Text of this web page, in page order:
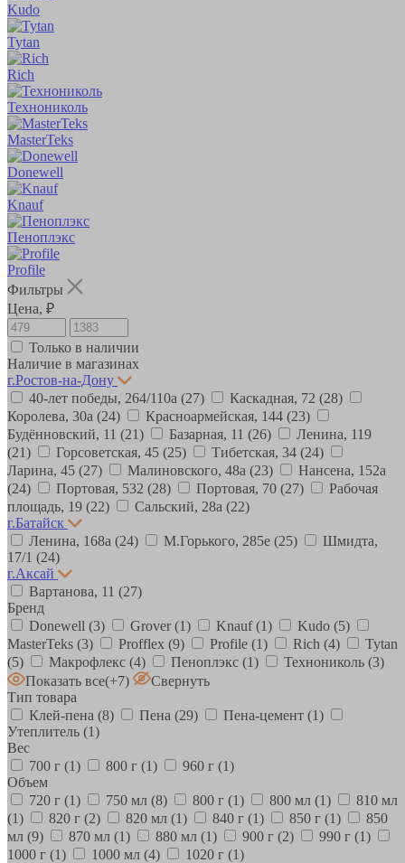
Kudo
Tytan
Rich
Технониколь
MasterTeks
Donewell
Knauf
Пеноплэкс
Profile
Фильтры
Цена, ₽
Только в наличии
Наличие в магазинах
г.Ростов-на-Дону
40-лет победы, 264/110а (27) Каскадная, 72 (28)
Королева, 30а (24) Красноармейская, 144 (23)
Будённовский, 11 (21) Базарная, 11 (26)
Ленина, 119
(21)
Горсоветская, 45 (25) Тибетская, 34 (24)
Ларина, 45 (27) Малиновского, 48а (23)
Нансена, 152а
(24)
Портовая, 532 (28) Портовая, 70 (27)
Рабочая
площадь, 19 (22) Сальский, 28a (22)
г.Батайск
Ленина, 168а (24) М.Горького, 285е (25)
Шмидта,
17/1 (24)
г.Аксай
Вартанова, 11 (27)
Бренд
Donewell (3) Grover(1) Knauf(1) Kudo (5)
MasterTeks (3) Profflex (9) Profile (1) Rich (4)
Tytan
(5)
Макрофлекс (4) Пеноплэкс (1) Технониколь (3)
Показать все(+7)
Свернуть
Тип товара
Клей-пена (8) Пена (29) Пена-цемент (1)
Утеплитель (1)
Вес
700 г (1) 800 г (1) 960 г (1)
Объем
720 г (1) 750 мл (8) 800 г (1) 800 мл (1)
810 мл
(1)
820 г (2) 820 мл (1) 840 г (1) 850 г (1)
850
мл (9) 870 мл (1) 880 мл (1) 900 г (2) 990 г (1)
1000 г (1) 1000 мл (4) 1020 г (1)